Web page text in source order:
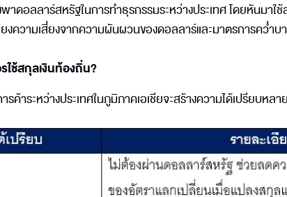
าดอลลาร์สหรัฐในการทำธุรกรรมระหว่างประเทศ โดยหันมา
งความเสี่ยงจากความผันผวนของดอลลาร์และมาตรการคว่ำบ
ใช้สกุลเงินท้องถิ่น?
รค้าระหว่างประเทศในภูมิภาคเอเชียจะสร้างความได้เปรียบหล